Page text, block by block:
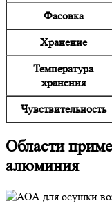
Фасовка
Хранение
Температура
хранения
Чувствительность
Области
алюминия